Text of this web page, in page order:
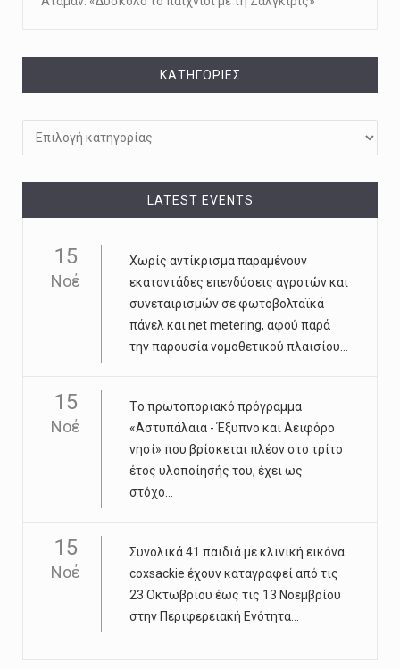
KΑΤΗΓΟΡΊΕΣ
LATEST EVENTS
15
Νοέ
Χωρίς αντίκρισµα παραµένουν
εκατοντάδες επενδύσεις αγροτών και
συνεταιρισµών σε φωτοβολταϊκά
πάνελ και net metering, αφού παρά
την παρουσία νοµοθετικού πλαισίου...
15
Νοέ
Tο πρωτοποριακό πρόγραμμα
«Αστυπάλαια - Έξυπνο και Αειφόρο
νησί» που βρίσκεται πλέον στο τρίτο
έτος υλοποίησής του, έχει ως
στόχο...
15
Νοέ
Συνολικά 41 παιδιά με κλινική εικόνα
coxsackie έχουν καταγραφεί από τις
23 Οκτωβρίου έως τις 13 Νοεμβρίου
στην Περιφερειακή Ενότητα...